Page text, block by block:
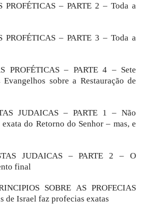
PROFÉTICAS – PARTE 2 – Toda a
PROFÉTICAS – PARTE 3 – Toda a
PROFÉTICAS – PARTE 4 – Sete
sobre a Restauração de
JUDAICAS – PARTE 1 – Não
do Retorno do Senhor – mas, e
JUDAICAS – PARTE 2 – O
final
SOBRE AS PROFECIAS
de Israel faz profecias exatas